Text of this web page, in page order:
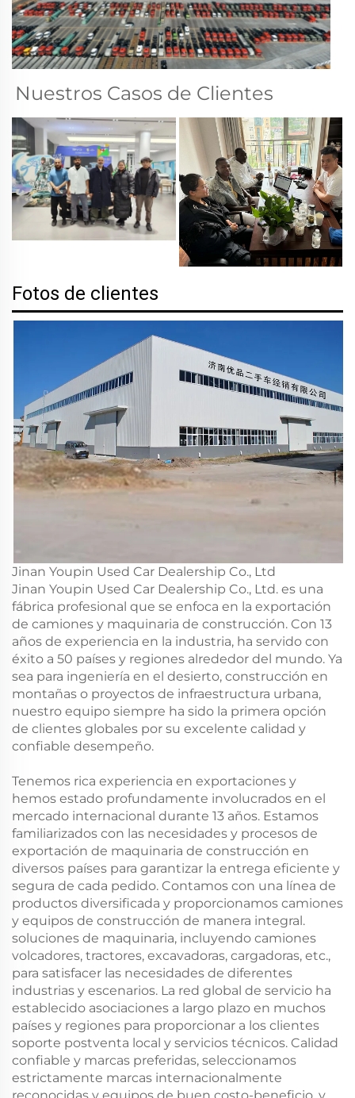
Nuestros Casos de Clientes
Fotos de clientes
Jinan Youpin Used Car Dealership Co., Ltd
Jinan Youpin Used Car Dealership Co., Ltd. es una
fábrica profesional que se enfoca en la exportación
de camiones y maquinaria de construcción. Con 13
años de experiencia en la industria, ha servido con
éxito a 50 países y regiones alrededor del mundo. Ya
sea para ingeniería en el desierto, construcción en
montañas o proyectos de infraestructura urbana,
nuestro equipo siempre ha sido la primera opción
de clientes globales por su excelente calidad y
confiable desempeño.
Tenemos rica experiencia en exportaciones y
hemos estado profundamente involucrados en el
mercado internacional durante 13 años. Estamos
familiarizados con las necesidades y procesos de
exportación de maquinaria de construcción en
diversos países para garantizar la entrega eficiente y
segura de cada pedido. Contamos con una línea de
productos diversificada y proporcionamos camiones
y equipos de construcción de manera integral.
soluciones de maquinaria, incluyendo camiones
volcadores, tractores, excavadoras, cargadoras, etc.,
para satisfacer las necesidades de diferentes
industrias y escenarios. La red global de servicio ha
establecido asociaciones a largo plazo en muchos
países y regiones para proporcionar a los clientes
soporte postventa local y servicios técnicos. Calidad
confiable y marcas preferidas, seleccionamos
estrictamente marcas internacionalmente